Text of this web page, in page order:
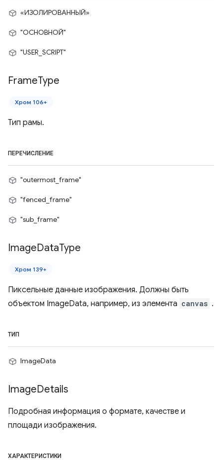
«ИЗОЛИРОВАННЫЙ»
"ОСНОВНОЙ"
"USER_SCRIPT"
FrameType
Хром 106+
Тип рамы.
ПЕРЕЧИСЛЕНИЕ
"outermost_frame"
"fenced_frame"
"sub_frame"
ImageDataType
Хром 139+
Пиксельные данные изображения. Должны быть
объектом ImageData, например, из элемента canvas .
ТИП
ImageData
ImageDetails
Подробная информация о формате, качестве и
площади изображения.
ХАРАКТЕРИСТИКИ